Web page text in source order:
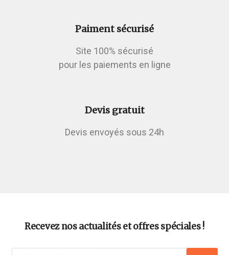
Paiment sécurisé
Site 100% sécurisé
pour les paiements en ligne
Devis gratuit
Devis envoyés sous 24h
Recevez nos actualités et offres spéciales !